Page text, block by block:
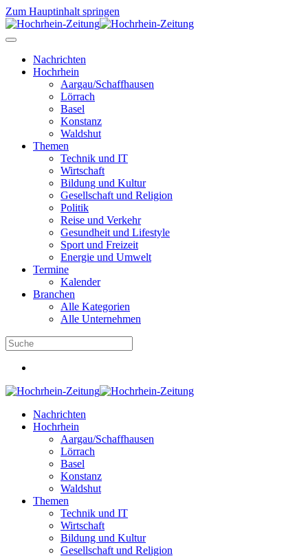
Zum Hauptinhalt springen
Nachrichten
Hochrhein
Aargau/Schaffhausen
Lörrach
Basel
Konstanz
Waldshut
Themen
Technik und IT
Wirtschaft
Bildung und Kultur
Gesellschaft und Religion
Politik
Reise und Verkehr
Gesundheit und Lifestyle
Sport und Freizeit
Energie und Umwelt
Termine
Kalender
Branchen
Alle Kategorien
Alle Unternehmen
Nachrichten
Hochrhein
Aargau/Schaffhausen
Lörrach
Basel
Konstanz
Waldshut
Themen
Technik und IT
Wirtschaft
Bildung und Kultur
Gesellschaft und Religion